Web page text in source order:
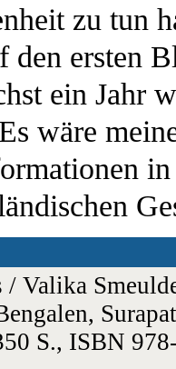
zu tun
den ersten
ein Jahr
wäre
Valika
S., ISBN